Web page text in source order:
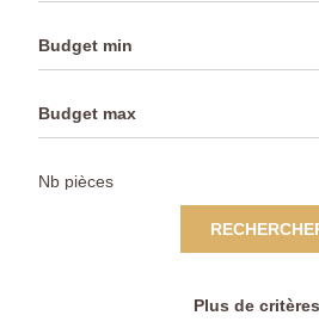
Plus de critères